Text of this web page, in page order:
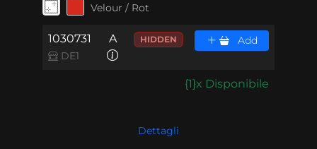
Velour / Rot
1030731
DE1
A HIDDEN Add
{1}x Disponibile
Dettagli